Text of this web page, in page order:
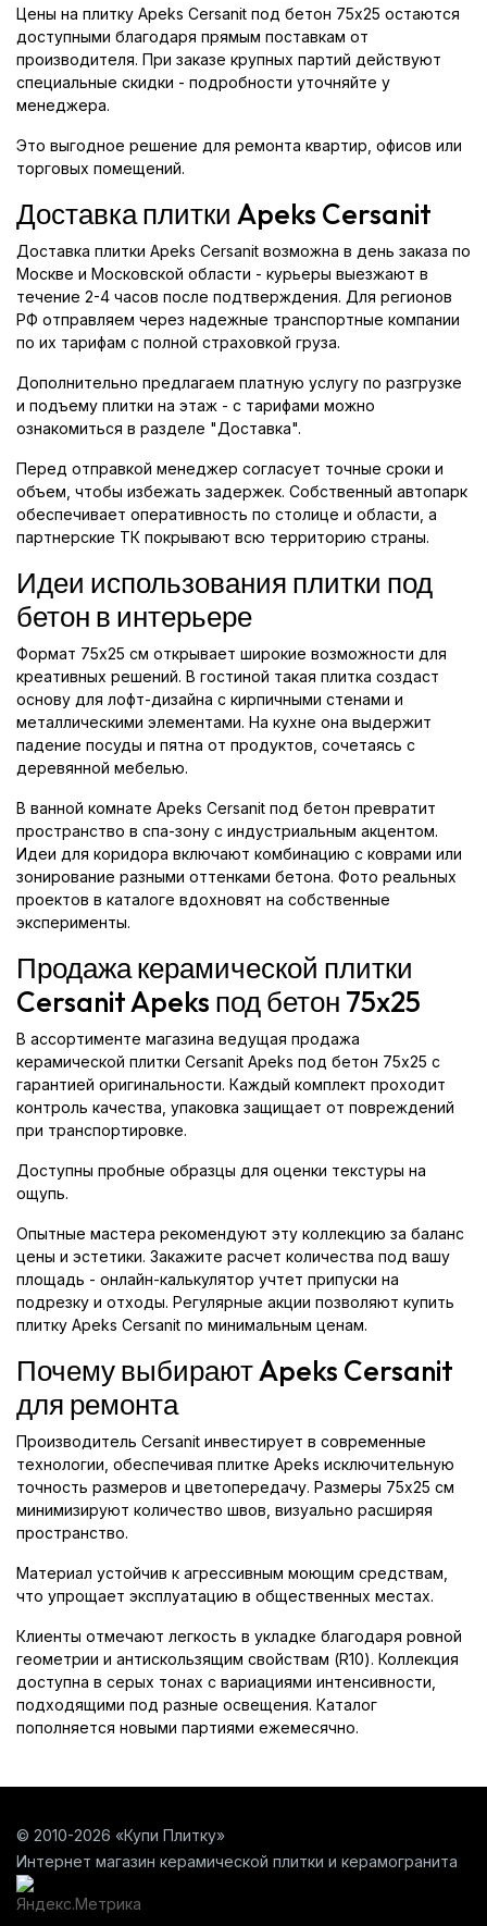
Цены на плитку Apeks Cersanit под бетон 75x25 остаются
доступными благодаря прямым поставкам от
производителя. При заказе крупных партий действуют
специальные скидки - подробности уточняйте у
менеджера.
Это выгодное решение для ремонта квартир, офисов или
торговых помещений.
Доставка плитки Apeks Cersanit
Доставка плитки Apeks Cersanit возможна в день заказа по
Москве и Московской области - курьеры выезжают в
течение 2-4 часов после подтверждения. Для регионов
РФ отправляем через надежные транспортные компании
по их тарифам с полной страховкой груза.
Дополнительно предлагаем платную услугу по разгрузке
и подъему плитки на этаж - с тарифами можно
ознакомиться в разделе "Доставка".
Перед отправкой менеджер согласует точные сроки и
объем, чтобы избежать задержек. Собственный автопарк
обеспечивает оперативность по столице и области, а
партнерские ТК покрывают всю территорию страны.
Идеи использования плитки под
бетон в интерьере
Формат 75x25 см открывает широкие возможности для
креативных решений. В гостиной такая плитка создаст
основу для лофт-дизайна с кирпичными стенами и
металлическими элементами. На кухне она выдержит
падение посуды и пятна от продуктов, сочетаясь с
деревянной мебелью.
В ванной комнате Apeks Cersanit под бетон превратит
пространство в спа-зону с индустриальным акцентом.
Идеи для коридора включают комбинацию с коврами или
зонирование разными оттенками бетона. Фото реальных
проектов в каталоге вдохновят на собственные
эксперименты.
Продажа керамической плитки
Cersanit Apeks под бетон 75x25
В ассортименте магазина ведущая продажа
керамической плитки Cersanit Apeks под бетон 75x25 с
гарантией оригинальности. Каждый комплект проходит
контроль качества, упаковка защищает от повреждений
при транспортировке.
Доступны пробные образцы для оценки текстуры на
ощупь.
Опытные мастера рекомендуют эту коллекцию за баланс
цены и эстетики. Закажите расчет количества под вашу
площадь - онлайн-калькулятор учтет припуски на
подрезку и отходы. Регулярные акции позволяют купить
плитку Apeks Cersanit по минимальным ценам.
Почему выбирают Apeks Cersanit
для ремонта
Производитель Cersanit инвестирует в современные
технологии, обеспечивая плитке Apeks исключительную
точность размеров и цветопередачу. Размеры 75x25 см
минимизируют количество швов, визуально расширяя
пространство.
Материал устойчив к агрессивным моющим средствам,
что упрощает эксплуатацию в общественных местах.
Клиенты отмечают легкость в укладке благодаря ровной
геометрии и антискользящим свойствам (R10). Коллекция
доступна в серых тонах с вариациями интенсивности,
подходящими под разные освещения. Каталог
пополняется новыми партиями ежемесячно.
© 2010-2026 «Купи Плитку»
Интернет магазин керамической плитки и керамогранита